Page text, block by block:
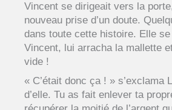
Vincent se dirigeait vers la
nouveau prise d’un doute.
dans toute cette histoire. Elle
Vincent, lui arracha la mallette
vide !
« C’était donc ça ! » s’exclama
d’elle. Tu as fait enlever ta